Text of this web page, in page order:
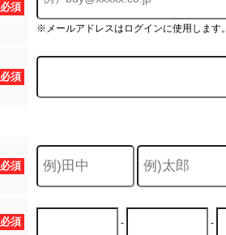
必須
※メールアドレスはログインに使用します。
必須
必須
必須 - -